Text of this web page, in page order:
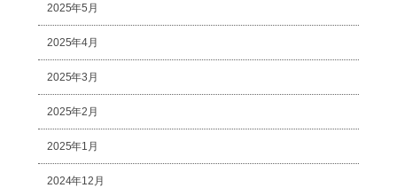
2025年5月
2025年4月
2025年3月
2025年2月
2025年1月
2024年12月